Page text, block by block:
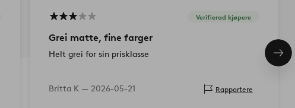
Verifierad kjøpere
Grei matte, fine farger
Helt grei for sin prisklasse
Britta K — 2026-05-21 Rapportere